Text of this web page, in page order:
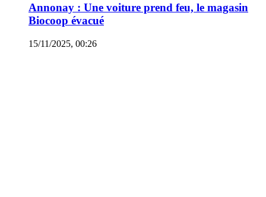
Annonay : Une voiture prend feu, le magasin
Biocoop évacué
15/11/2025, 00:26